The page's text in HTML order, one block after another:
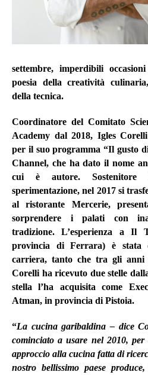
settembre, imperdibili
poesia della creatività
della tecnica.
Coordinatore del Comitato
Academy dal 2018, Igles Corelli
per il suo programma “Il gusto
Channel, che ha dato il nome
cui è autore.
sperimentazione, nel 2017 si
al ristorante Mercerie,
sorprendere i palati con
tradizione. L’esperienza a Il
provincia di Ferrara) è stata
carriera, tanto che tra gli anni
Corelli ha ricevuto due stelle
stella l’ha acquisita come
Atman, in provincia di Pistoia.
“La cucina garibaldina – dice
cominciato a usare nel 2010, per
approccio alla cucina fatta di
nostro bellissimo paese